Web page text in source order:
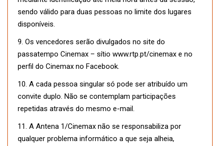
sendo válido para duas pessoas no limite dos lugares
disponíveis.
9. Os vencedores serão divulgados no site do
passatempo Cinemax – sítio www.rtp.pt/cinemax e no
perfil do Cinemax no Facebook.
10. A cada pessoa singular só pode ser atribuído um
convite duplo. Não se contemplam participações
repetidas através do mesmo e-mail.
11. A Antena 1/Cinemax não se responsabiliza por
qualquer problema informático a que seja alheia,